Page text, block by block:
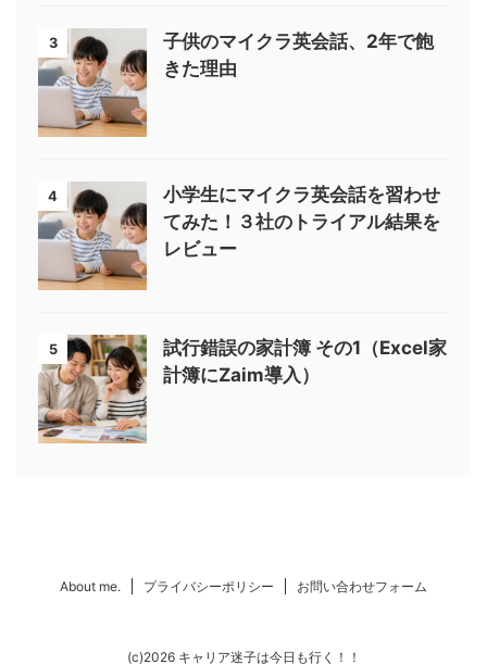
3
子供のマイクラ英会話、2年で飽
きた理由
4
小学生にマイクラ英会話を習わせ
てみた！３社のトライアル結果を
レビュー
5
試行錯誤の家計簿 その1（Excel家
計簿にZaim導入）
About me. プライバシーポリシー お問い合わせフォーム